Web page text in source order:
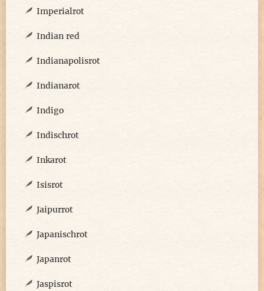
Imperialrot
Indian red
Indianapolisrot
Indianarot
Indigo
Indischrot
Inkarot
Isisrot
Jaipurrot
Japanischrot
Japanrot
Jaspisrot